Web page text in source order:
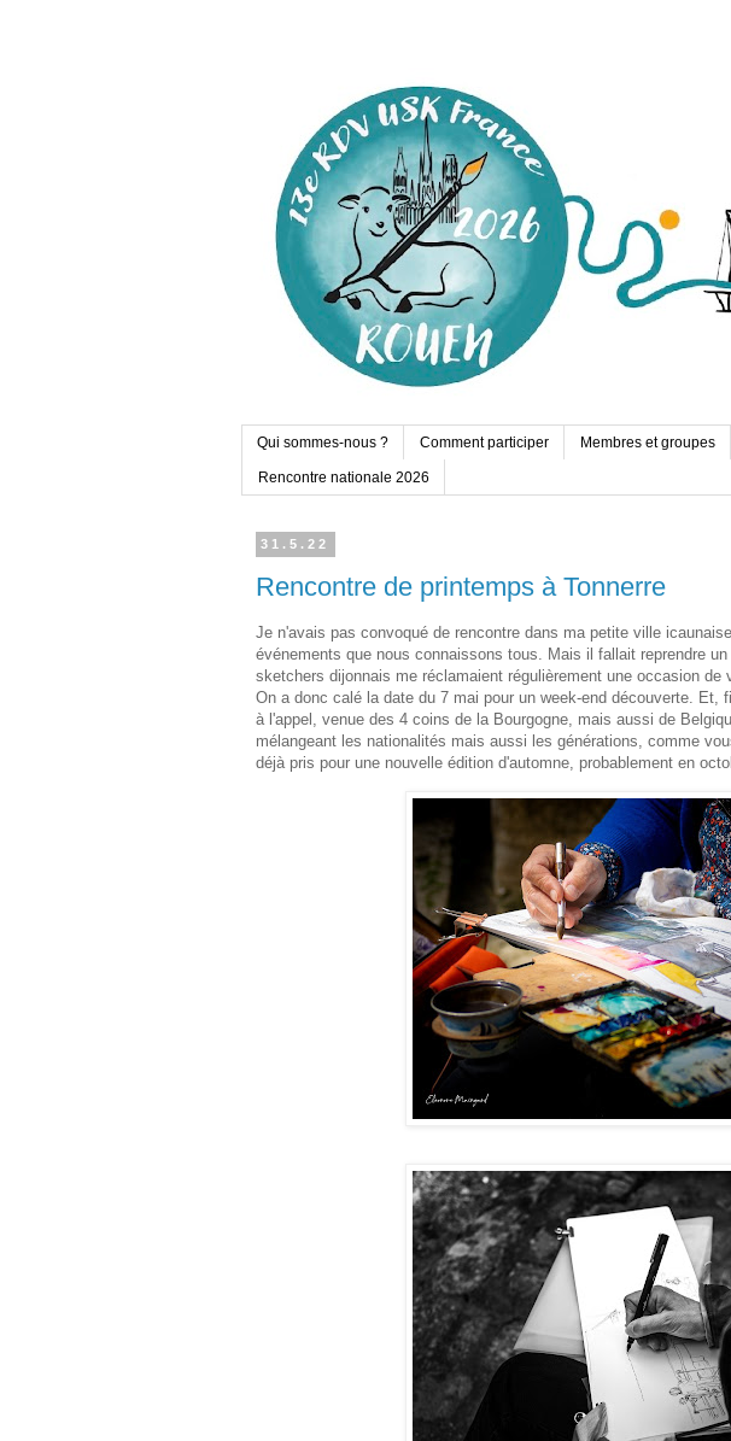
Qui sommes-nous ? Comment participer Membres et groupes
Rencontre nationale 2026
31.5.22
Rencontre de printemps à Tonnerre
Je n'avais pas convoqué de rencontre dans ma petite ville
événements que nous connaissons tous. Mais il fallait reprendre
sketchers dijonnais me réclamaient régulièrement une occasion de
On a donc calé la date du 7 mai pour un week-end découverte. Et,
à l'appel, venue des 4 coins de la Bourgogne, mais aussi de
mélangeant les nationalités mais aussi les générations, comme
déjà pris pour une nouvelle édition d'automne, probablement en